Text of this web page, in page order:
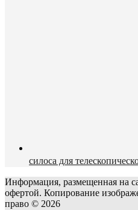
силоса для
Информация, размещенная на
офертой. Копирование
право © 2026